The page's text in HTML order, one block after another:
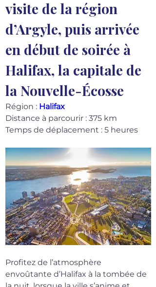
visite de la région
d’Argyle, puis arrivée
en début de soirée à
Halifax, la capitale de
la Nouvelle-Écosse
Région : Halifax
Distance à parcourir : 375 km
Temps de déplacement : 5 heures
Profitez de l’atmosphère
envoûtante d’Halifax à la tombée de